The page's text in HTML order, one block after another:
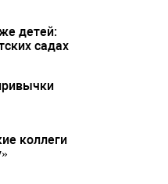
детей:
садах
коллеги